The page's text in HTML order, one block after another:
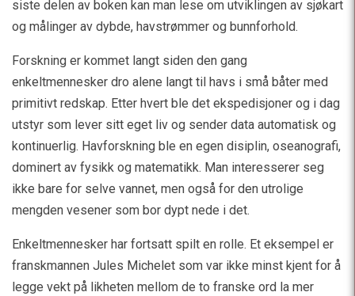
siste delen av boken kan man lese om utviklingen av sjøkart
og målinger av dybde, havstrømmer og bunnforhold.
Forskning er kommet langt siden den gang
enkeltmennesker dro alene langt til havs i små båter med
primitivt redskap. Etter hvert ble det ekspedisjoner og i dag
utstyr som lever sitt eget liv og sender data automatisk og
kontinuerlig. Havforskning ble en egen disiplin, oseanografi,
dominert av fysikk og matematikk. Man interesserer seg
ikke bare for selve vannet, men også for den utrolige
mengden vesener som bor dypt nede i det.
Enkeltmennesker har fortsatt spilt en rolle. Et eksempel er
franskmannen Jules Michelet som var ikke minst kjent for å
legge vekt på likheten mellom de to franske ord la mer